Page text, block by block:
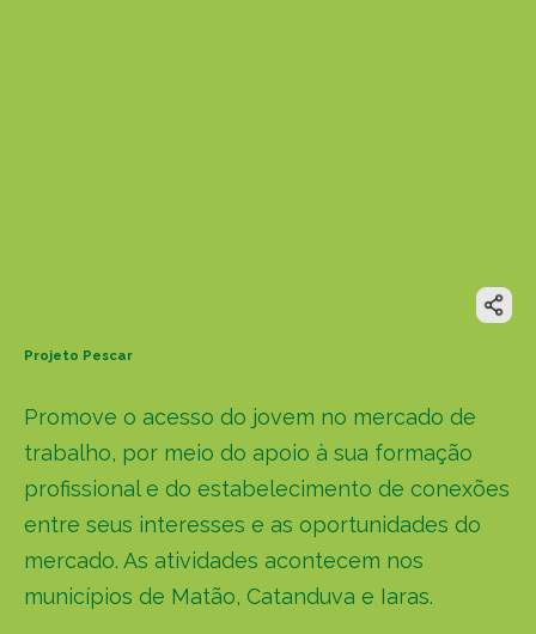
Projeto Pescar
Promove o acesso do jovem no mercado de
trabalho, por meio do apoio à sua formação
profissional e do estabelecimento de conexões
entre seus interesses e as oportunidades do
mercado. As atividades acontecem nos
municípios de Matão, Catanduva e Iaras.